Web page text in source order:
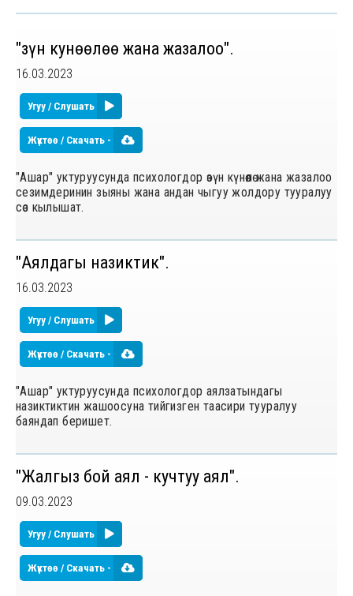
"Ѳзүн кунѳѳлѳѳ жана жазалоо".
16.03.2023
Угуу / Слушать
Жүктөө / Скачать -
"Ашар" уктуруусунда психологдор ѳзүн күнѳѳлѳ жана жазалоо
сезимдеринин зыяны жана андан чыгуу жолдору тууралуу
сѳз кылышат.
"Аялдагы назиктик".
16.03.2023
Угуу / Слушать
Жүктөө / Скачать -
"Ашар" уктуруусунда психологдор аялзатындагы
назиктиктин жашоосуна тийгизген таасири тууралуу
баяндап беришет.
"Жалгыз бой аял - кучтуу аял".
09.03.2023
Угуу / Слушать
Жүктөө / Скачать -